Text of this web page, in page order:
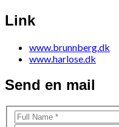
Link
www.brunnberg.dk
www.harlose.dk
Send en mail